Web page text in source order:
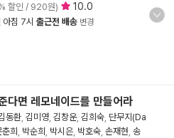
할인 / 920원) 10.0
아침 7시 출근전 배송 변경
다면 레모네이드를 만들어라
동환 김미영 김창운, 김희숙 단무지(Da
희 박순희 박시은 박호숙 손재현 송